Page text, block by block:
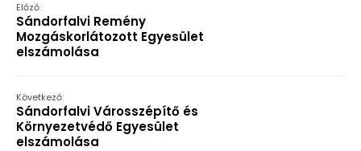
Előző:
Sándorfalvi Remény
Mozgáskorlátozott Egyesület
elszámolása
Következő:
Sándorfalvi Városszépítő és
Környezetvédő Egyesület
elszámolása